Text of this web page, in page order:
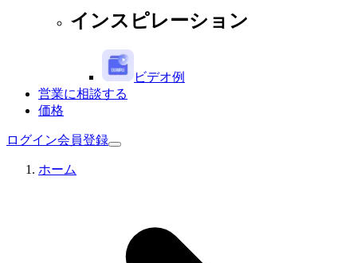
インスピレーション
ビデオ例
営業に相談する
価格
ログイン会員登録
ホーム